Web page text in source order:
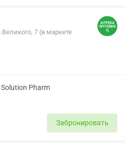
7 (в маркете
Pharm
Забронировать